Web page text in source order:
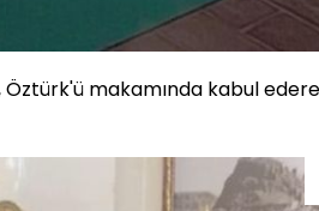
makamında kabul